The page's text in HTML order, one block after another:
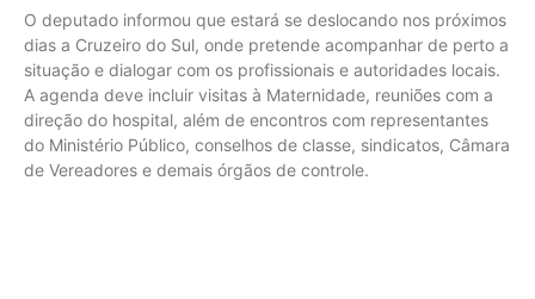
O deputado informou que estará se deslocando nos próximos
dias a Cruzeiro do Sul, onde pretende acompanhar de perto a
situação e dialogar com os profissionais e autoridades locais.
A agenda deve incluir visitas à Maternidade, reuniões com a
direção do hospital, além de encontros com representantes
do Ministério Público, conselhos de classe, sindicatos, Câmara
de Vereadores e demais órgãos de controle.